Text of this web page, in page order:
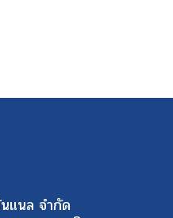
แนล จำกัด